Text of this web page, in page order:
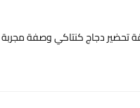
تحضير دجاج كنتاكي وصفة مجربة